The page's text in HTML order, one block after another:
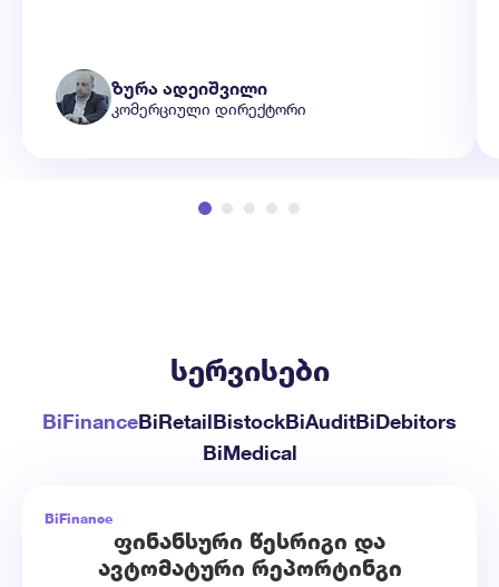
ზურა ადეიშვილი
კომერციული დირექტორი
სერვისები
BiFinanceBiRetailBistockBiAuditBiDebitors
BiMedical
BiFinance
ფინანსური წესრიგი და
ავტომატური რეპორტინგი